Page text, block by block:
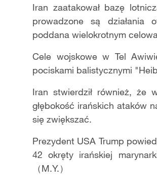
Iran zaatakował bazę
prowadzone są działania
poddana wielokrotnym
Cele wojskowe w Tel
pociskami balistycznymi
Iran stwierdził również, że
głębokość irańskich ataków
się zwiększać.
Prezydent USA Trump
42 okręty irańskiej
（M.Y.）